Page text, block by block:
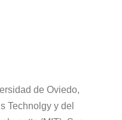
de Oviedo,
Technolgy y del